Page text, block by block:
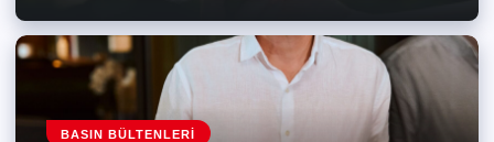
BASIN BÜLTENLERI